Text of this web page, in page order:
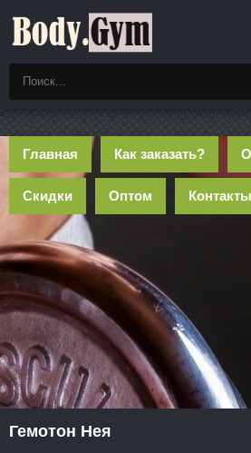
Главная Как заказать?
Скидки Оптом Контакты
Гемотон Нея